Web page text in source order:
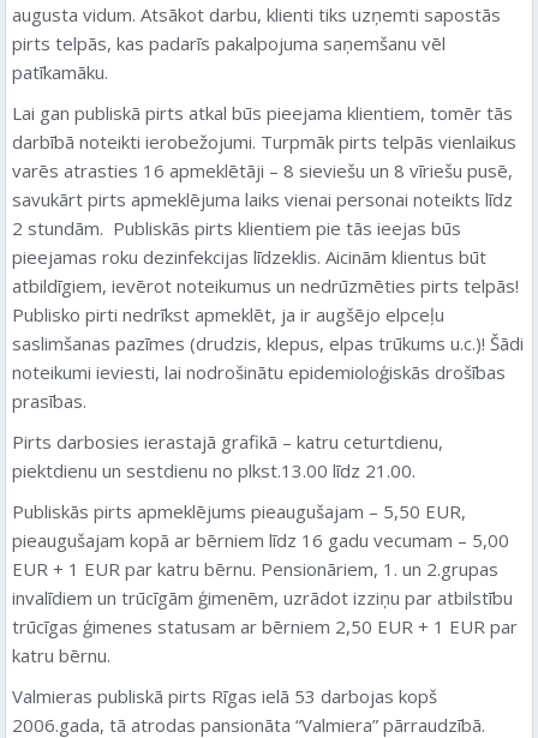
augusta vidum. Atsākot darbu, klienti tiks uzņemti sapostās
pirts telpās, kas padarīs pakalpojuma saņemšanu vēl
patīkamāku.
Lai gan publiskā pirts atkal būs pieejama klientiem, tomēr tās
darbībā noteikti ierobežojumi. Turpmāk pirts telpās vienlaikus
varēs atrasties 16 apmeklētāji – 8 sieviešu un 8 vīriešu pusē,
savukārt pirts apmeklējuma laiks vienai personai noteikts līdz
2 stundām. Publiskās pirts klientiem pie tās ieejas būs
pieejamas roku dezinfekcijas līdzeklis. Aicinām klientus būt
atbildīgiem, ievērot noteikumus un nedrūzmēties pirts telpās!
Publisko pirti nedrīkst apmeklēt, ja ir augšējo elpceļu
saslimšanas pazīmes (drudzis, klepus, elpas trūkums u.c.)! Šādi
noteikumi ieviesti, lai nodrošinātu epidemioloģiskās drošības
prasības.
Pirts darbosies ierastajā grafikā – katru ceturtdienu,
piektdienu un sestdienu no plkst.13.00 līdz 21.00.
Publiskās pirts apmeklējums pieaugušajam – 5,50 EUR,
pieaugušajam kopā ar bērniem līdz 16 gadu vecumam – 5,00
EUR + 1 EUR par katru bērnu. Pensionāriem, 1. un 2.grupas
invalīdiem un trūcīgām ģimenēm, uzrādot izziņu par atbilstību
trūcīgas ģimenes statusam ar bērniem 2,50 EUR + 1 EUR par
katru bērnu.
Valmieras publiskā pirts Rīgas ielā 53 darbojas kopš
2006.gada, tā atrodas pansionāta “Valmiera” pārraudzībā.